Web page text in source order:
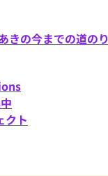
きの今までの道のり
クト